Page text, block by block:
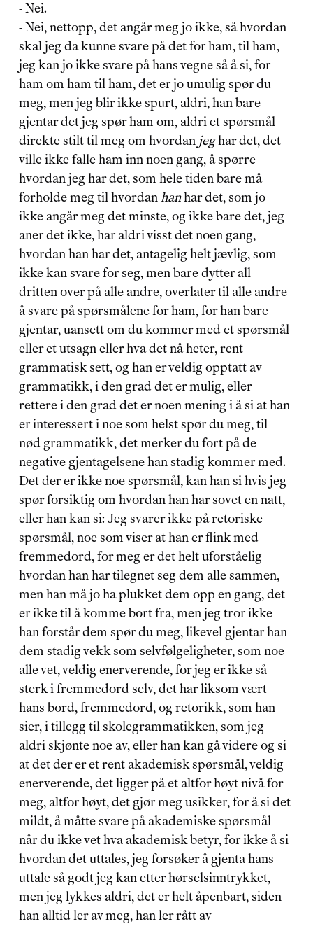
- Nei.
- Nei, nettopp, det angår meg jo ikke, så hvordan
skal jeg da kunne svare på det for ham, til ham,
jeg kan jo ikke svare på hans vegne så å si, for
ham om ham til ham, det er jo umulig spør du
meg, men jeg blir ikke spurt, aldri, han bare
gjentar det jeg spør ham om, aldri et spørsmål
direkte stilt til meg om hvordan jeg har det, det
ville ikke falle ham inn noen gang, å spørre
hvordan jeg har det, som hele tiden bare må
forholde meg til hvordan han har det, som jo
ikke angår meg det minste, og ikke bare det, jeg
aner det ikke, har aldri visst det noen gang,
hvordan han har det, antagelig helt jævlig, som
ikke kan svare for seg, men bare dytter all
dritten over på alle andre, overlater til alle andre
å svare på spørsmålene for ham, for han bare
gjentar, uansett om du kommer med et spørsmål
eller et utsagn eller hva det nå heter, rent
grammatisk sett, og han er veldig opptatt av
grammatikk, i den grad det er mulig, eller
rettere i den grad det er noen mening i å si at han
er interessert i noe som helst spør du meg, til
nød grammatikk, det merker du fort på de
negative gjentagelsene han stadig kommer med.
Det der er ikke noe spørsmål, kan han si hvis jeg
spør forsiktig om hvordan han har sovet en natt,
eller han kan si: Jeg svarer ikke på retoriske
spørsmål, noe som viser at han er flink med
fremmedord, for meg er det helt uforståelig
hvordan han har tilegnet seg dem alle sammen,
men han må jo ha plukket dem opp en gang, det
er ikke til å komme bort fra, men jeg tror ikke
han forstår dem spør du meg, likevel gjentar han
dem stadig vekk som selvfølgeligheter, som noe
alle vet, veldig enerverende, for jeg er ikke så
sterk i fremmedord selv, det har liksom vært
hans bord, fremmedord, og retorikk, som han
sier, i tillegg til skolegrammatikken, som jeg
aldri skjønte noe av, eller han kan gå videre og si
at det der er et rent akademisk spørsmål, veldig
enerverende, det ligger på et altfor høyt nivå for
meg, altfor høyt, det gjør meg usikker, for å si det
mildt, å måtte svare på akademiske spørsmål
når du ikke vet hva akademisk betyr, for ikke å si
hvordan det uttales, jeg forsøker å gjenta hans
uttale så godt jeg kan etter hørselsinntrykket,
men jeg lykkes aldri, det er helt åpenbart, siden
han alltid ler av meg, han ler rått av